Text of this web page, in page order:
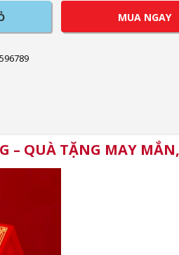
MUA NGAY
– QUÀ TẶNG MAY